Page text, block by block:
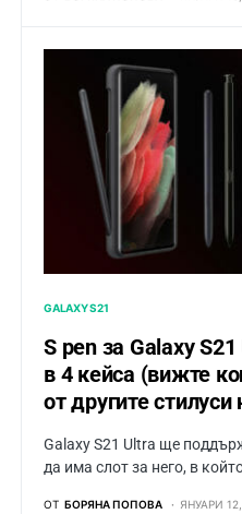
GALAXY S21
S pen за Galaxy
в 4 кейса (вижте
от другите стилуси
Galaxy S21 Ultra ще
да има слот за него, в
ОТ БОРЯНА ПОПОВА ЯНУАРИ